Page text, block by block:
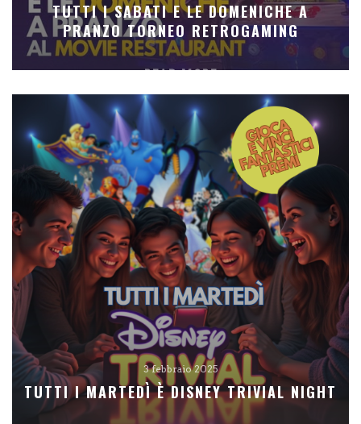
TUTTI I SABATI E LE DOMENICHE A
PRANZO TORNEO RETROGAMING
READ MORE
3 febbraio 2025
TUTTI I MARTEDÌ È DISNEY TRIVIAL NIGHT